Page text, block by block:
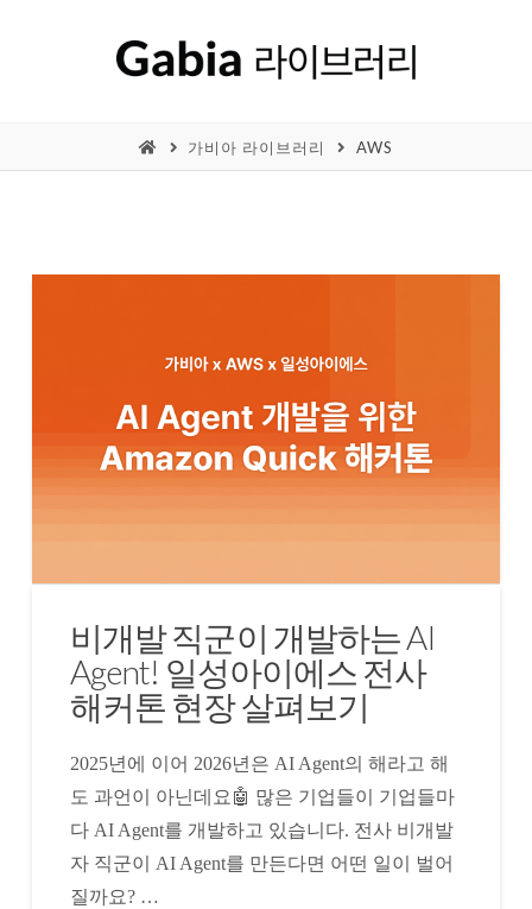
가비아 라이브러리 AWS
비개발 직군이 개발하는 AI
Agent! 일성아이에스 전사
해커톤 현장 살펴보기
2025년에 이어 2026년은 AI Agent의 해라고 해
도 과언이 아닌데요🤖 많은 기업들이 기업들마
다 AI Agent를 개발하고 있습니다. 전사 비개발
자 직군이 AI Agent를 만든다면 어떤 일이 벌어
질까요? …